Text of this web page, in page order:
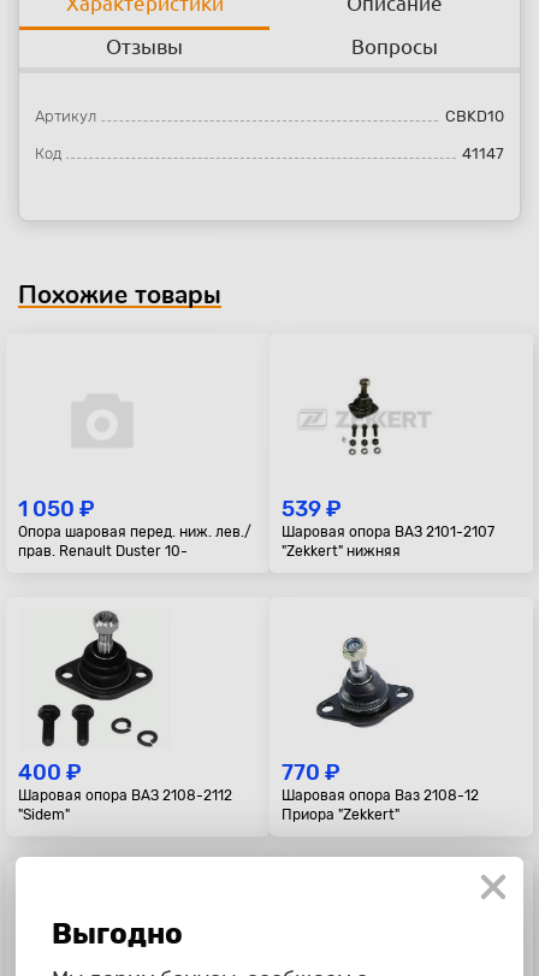
Отзывы
Вопросы
Артикул CBKD10
Код 41147
Похожие товары
1 050 ₽
Опора шаровая перед. ниж. лев./
прав. Renault Duster 10-
539 ₽
Шаровая опора ВАЗ 2101-2107
"Zekkert" нижняя
400 ₽
Шаровая опора ВАЗ 2108-2112
"Sidem"
770 ₽
Шаровая опора Ваз 2108-12
Приора "Zekkert"
Выгодно